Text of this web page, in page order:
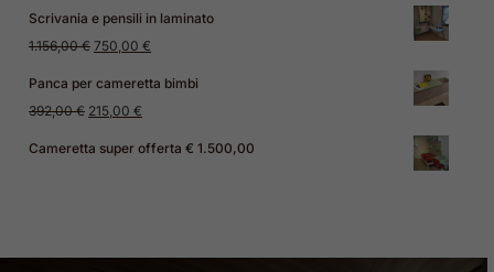
4.500,00 €
2.800,00 €.
war:
6.490,00 €
Preis
3.245,00 €.
Scrivania e pensili in laminato
1.156,00€ Ursprünglicher
war:
1.156,00 €
750,00 €Aktueller
Preis
750,00 €.
Panca per cameretta bimbi
392,00€ Ursprünglicher
Preis
215,00 €Aktueller
Preis
Cameretta super offerta € 1.500,00